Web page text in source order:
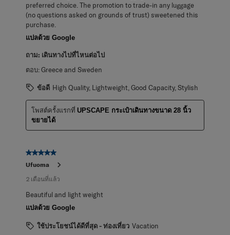
preferred choice. The promotion to trade-in any luggage
(no questions asked on grounds of trust) sweetened this
purchase.
แปลด้วย Google
ถาม: เดินทางไปที่ไหนต่อไป
ตอบ:Greece and Sweden
ข้อดี High Quality, Lightweight, Good Capacity, Stylish
โพสต์ครั้งแรกที่ UPSCAPE กระเป๋าเดินทางขนาด 28 นิ้ว
ขยายได้
5 จาก 5 ดาว
Ufuoma
2 เดือนที่แล้ว
Beautiful and light weight
แปลด้วย Google
ใช้ประโยชน์ได้ดีที่สุด - ท่องเที่ยว Vacation